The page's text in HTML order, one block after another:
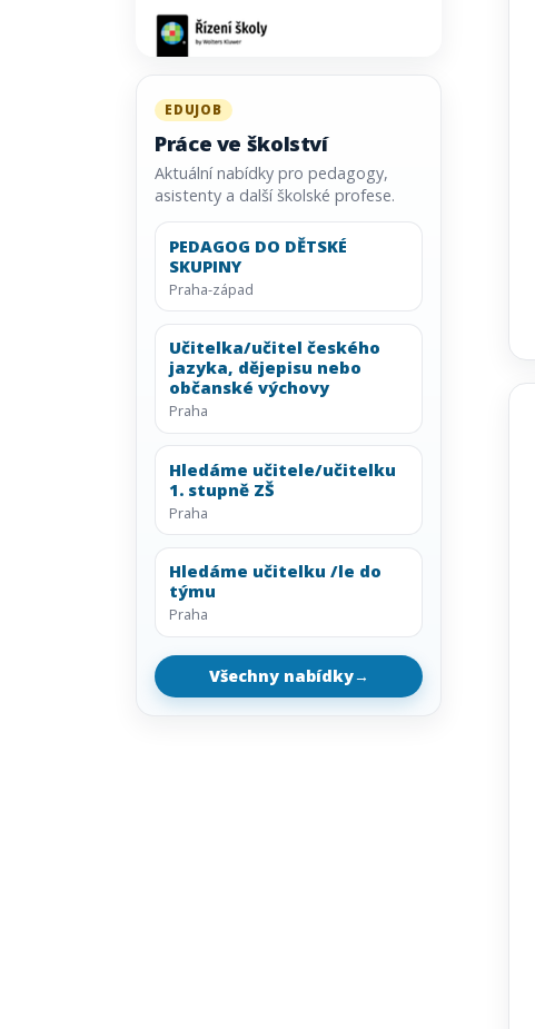
EDUJOB
Práce ve školství
Aktuální nabídky pro pedagogy,
asistenty a další školské profese.
PEDAGOG DO DĚTSKÉ
SKUPINY
Praha-západ
Učitelka/učitel českého
jazyka, dějepisu nebo
občanské výchovy
Praha
Hledáme učitele/učitelku
1. stupně ZŠ
Praha
Hledáme učitelku /le do
týmu
Praha
Všechny nabídky→